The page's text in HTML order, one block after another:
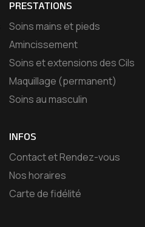
PRESTATIONS
Soins mains et pieds
Amincissement
Soins et extensions des Cils
Maquillage (permanent)
Soins au masculin
INFOS
Contact et Rendez-vous
Nos horaires
Carte de fidélité